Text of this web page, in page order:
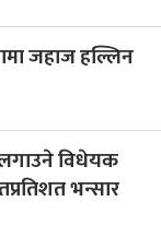
जहाज हल्लिन
लगाउने विधेयक
भन्सार